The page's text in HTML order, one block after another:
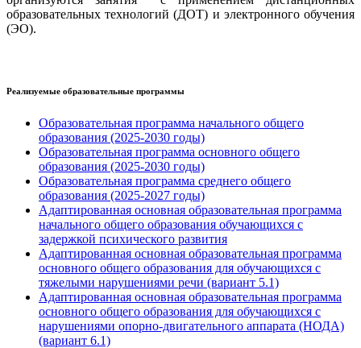
образовательных технологий (ДОТ) и электронного обучения
(ЭО).
Реализуемые образовательные программы
Образовательная программа начального общего
образования (2025-2030 годы)
Образовательная программа основного общего
образования (2025-2030 годы)
Образовательная программа среднего общего
образования (2025-2027 годы)
Адаптированная основная образовательная программа
начального общего образования обучающихся с
задержкой психического развития
Адаптированная основная образовательная программа
основного общего образования для обучающихся с
тяжелыми нарушениями речи (вариант 5.1)
Адаптированная основная образовательная программа
основного общего образования для обучающихся с
нарушениями опорно-двигательного аппарата (НОДА)
(вариант 6.1)